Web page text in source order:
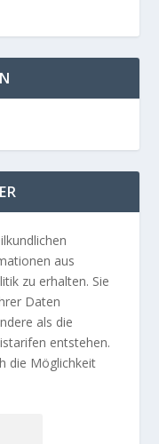
aus
zu erhalten. Sie
Daten
als die
entstehen.
die Möglichkeit